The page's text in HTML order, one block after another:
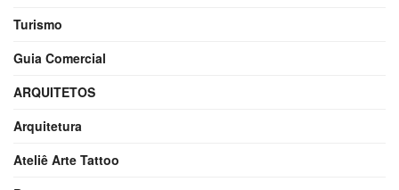
Turismo
Guia Comercial
ARQUITETOS
Arquitetura
Ateliê Arte Tattoo